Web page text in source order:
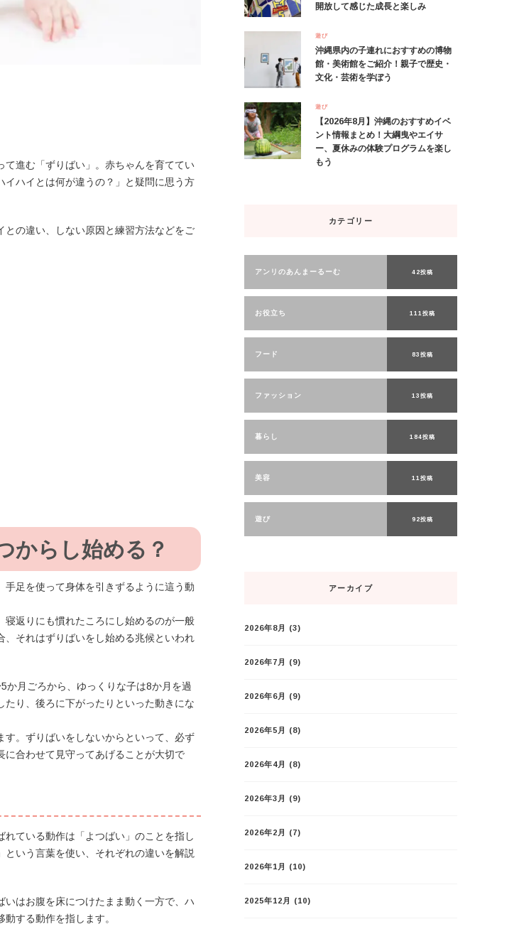
進む「ずりばい」。赤ちゃんを育ててい
ハイとは何が違うの？」と疑問に思う方
の違い、しない原因と練習方法などをご
からし始める？
足を使って身体を引きずるように這う動
返りにも慣れたころにし始めるのが一般
それはずりばいをし始める兆候といわれ
か月ごろから、ゆっくりな子は8か月を過
り、後ろに下がったりといった動きにな
。ずりばいをしないからといって、必ず
に合わせて見守ってあげることが大切で
ている動作は「よつばい」のことを指し
いう言葉を使い、それぞれの違いを解説
はお腹を床につけたまま動く一方で、ハ
する動作を指します。
開放して感じた成長と楽しみ
遊び
沖縄県内の子連れにおすすめの博物
館・美術館をご紹介！親子で歴史・
文化・芸術を学ぼう
遊び
【2026年8月】沖縄のおすすめイベ
ント情報まとめ！大綱曳やエイサ
ー、夏休みの体験プログラムを楽し
もう
カテゴリー
アンリのあんまーるーむ 42投稿
お役立ち 111投稿
フード 83投稿
ファッション 13投稿
暮らし 184投稿
美容 11投稿
遊び 92投稿
アーカイブ
2026年8月 (3)
2026年7月 (9)
2026年6月 (9)
2026年5月 (8)
2026年4月 (8)
2026年3月 (9)
2026年2月 (7)
2026年1月 (10)
2025年12月 (10)